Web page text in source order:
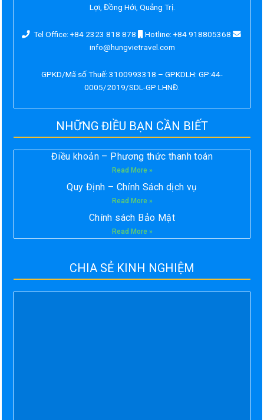
Lợi, Đồng Hới, Quảng Trị.
Tel Office: +84 2323 818 878
Hotline: +84 918805368
info@hungvietravel.com
GPKD/Mã số Thuế: 3100993318 – GPKDLH: GP:44-
0005/2019/SDL-GP LHNĐ.
NHỮNG ĐIỀU BẠN CẦN BIẾT
Điều khoản – Phương thức thanh toán
Read More »
Quy Định – Chính Sách dịch vụ
Read More »
Chính sách Bảo Mật
Read More »
CHIA SẺ KINH NGHIỆM